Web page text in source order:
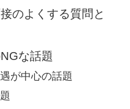
のよくする質問と
な話題
が中心の話題